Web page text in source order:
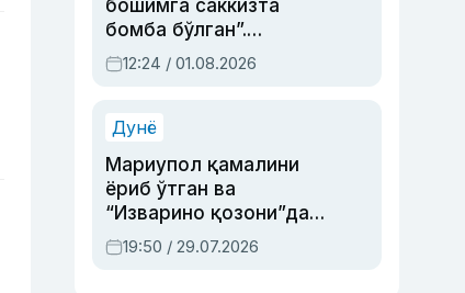
бошимга саккизта
бомба бўлган”.
Абдулла Ориповни
сиёсий айбловлардан
12:24 / 01.08.2026
Дунё
Мариупол қамалини
ёриб ўтган ва
“Изварино қозони”дан
чиққан қаҳрамон —
Украина армияси бош
19:50 / 29.07.2026